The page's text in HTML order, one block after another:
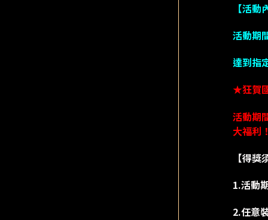
【活動
活動期
達到指
★狂賀
活動期
大福利
【得獎
1.活動
2.任意